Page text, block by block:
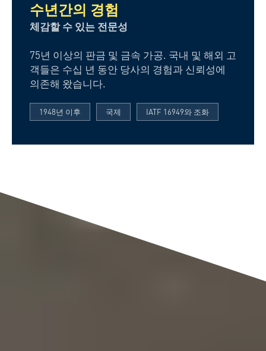
수년간의 경험
체감할 수 있는 전문성
75년 이상의 판금 및 금속 가공. 국내 및 해외 고
객들은 수십 년 동안 당사의 경험과 신뢰성에
의존해 왔습니다.
1948년 이후 국제 IATF 16949와 조화